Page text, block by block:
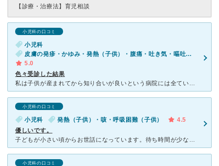
【診療・治療法】 育児相談
小児科の口コミ
小児科
皮膚の発疹・かゆみ・発熱（子供）・腹痛・吐き気・嘔吐（子供）・発疹（子供）・下痢（子供）
5.0
色々受診した結果
私は子供が産まれてから知り合いが良いという病院には全ていってみました。その数10件程も... 評判が良すぎて毎回待ち時間1時間以上だったり、設備はいいが先生がいまいち難しい方だったり、坦々としていた
小児科の口コミ
小児科 発熱（子供）・咳・呼吸困難（子供）
4.5
優しいです。
子どもが小さい頃からお世話になっています。待ち時間が少なく、テキパキと対応してくださる病院なので、子どもがぐずることなく、すばやく診察がすんで本当に助かります。先生も、気さくな方で、子どもに優しく声を
小児科の口コミ